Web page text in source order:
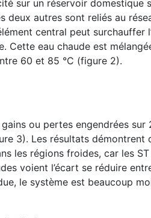
sur un réservoir domestique
deux autres sont reliés au
central peut surchauffer
Cette eau chaude est
60 et 85 °C (figure 2).
ou pertes engendrées
3). Les résultats
les régions froides, car les
voient l’écart se réduire
le système est beaucoup